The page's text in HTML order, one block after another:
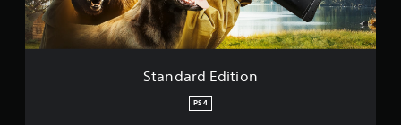
d
i
t
i
Standard Edition
PS4